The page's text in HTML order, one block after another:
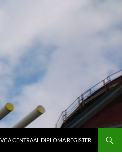
VCA CENTRAAL DIPLOMA REGISTER